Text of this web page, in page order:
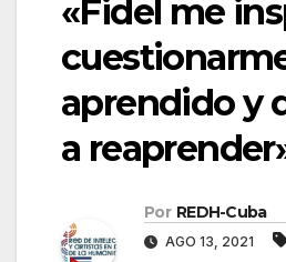
«Fidel me
aprendido y
a
Por REDH-Cuba
AGO 13, 2021